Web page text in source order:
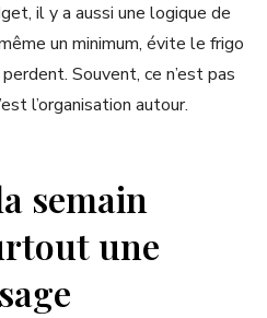
il y a aussi une logique de
un minimum, évite le frigo
Souvent, ce n’est pas
l’organisation autour.
semain
une